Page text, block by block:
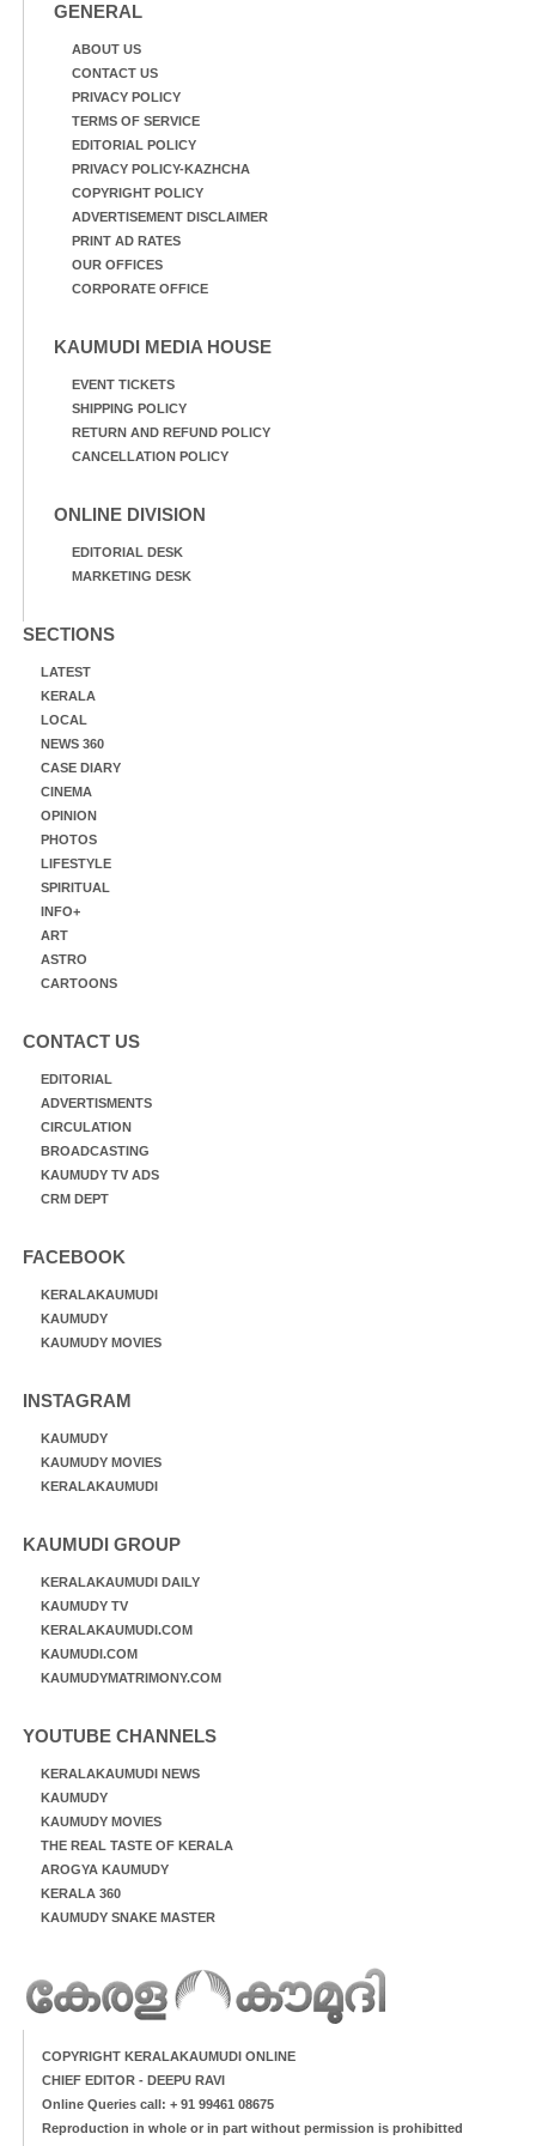
GENERAL
ABOUT US
CONTACT US
PRIVACY POLICY
TERMS OF SERVICE
EDITORIAL POLICY
PRIVACY POLICY-KAZHCHA
COPYRIGHT POLICY
ADVERTISEMENT DISCLAIMER
PRINT AD RATES
OUR OFFICES
CORPORATE OFFICE
KAUMUDI MEDIA HOUSE
EVENT TICKETS
SHIPPING POLICY
RETURN AND REFUND POLICY
CANCELLATION POLICY
ONLINE DIVISION
EDITORIAL DESK
MARKETING DESK
SECTIONS
LATEST
KERALA
LOCAL
NEWS 360
CASE DIARY
CINEMA
OPINION
PHOTOS
LIFESTYLE
SPIRITUAL
INFO+
ART
ASTRO
CARTOONS
CONTACT US
EDITORIAL
ADVERTISMENTS
CIRCULATION
BROADCASTING
KAUMUDY TV ADS
CRM DEPT
FACEBOOK
KERALAKAUMUDI
KAUMUDY
KAUMUDY MOVIES
INSTAGRAM
KAUMUDY
KAUMUDY MOVIES
KERALAKAUMUDI
KAUMUDI GROUP
KERALAKAUMUDI DAILY
KAUMUDY TV
KERALAKAUMUDI.COM
KAUMUDI.COM
KAUMUDYMATRIMONY.COM
YOUTUBE CHANNELS
KERALAKAUMUDI NEWS
KAUMUDY
KAUMUDY MOVIES
THE REAL TASTE OF KERALA
AROGYA KAUMUDY
KERALA 360
KAUMUDY SNAKE MASTER
COPYRIGHT KERALAKAUMUDI ONLINE
CHIEF EDITOR - DEEPU RAVI
Online Queries call: + 91 99461 08675
Reproduction in whole or in part without permission is prohibitted